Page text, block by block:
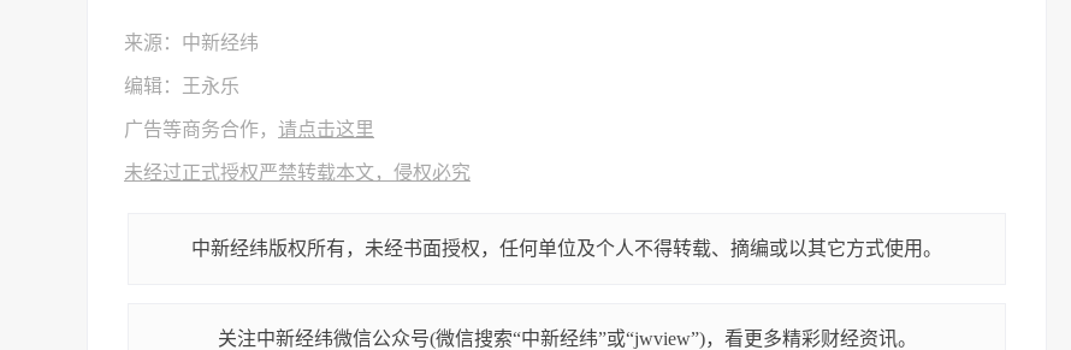
来源：中新经纬
编辑：王永乐
广告等商务合作， 请点击这里
未经过正式授权严禁转载本文，侵权必究
中新经纬版权所有，未经书面授权，任何单位及个人不得转载、摘编或以其它方式使用。
关注中新经纬微信公众号(微信搜索“中新经纬”或“jwview”)，看更多精彩财经资讯。